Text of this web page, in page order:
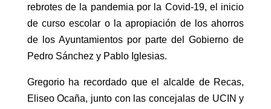
rebrotes de la pandemia por la Covid-19, el inicio
de curso escolar o la apropiación de los ahorros
de los Ayuntamientos por parte del Gobierno de
Pedro Sánchez y Pablo Iglesias.
Gregorio ha recordado que el alcalde de Recas,
Eliseo Ocaña, junto con las concejalas de UCIN y